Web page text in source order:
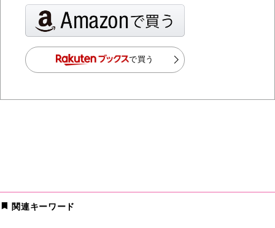
で買う
関連キーワード